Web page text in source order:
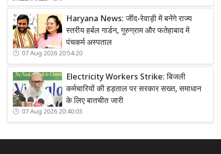
Haryana News: जींद-रेवाड़ी में बनेंगे राज्य
स्तरीय हर्बल गार्डन, गुरुग्राम और फतेहाबाद में
पंचकर्म अस्पताल
07 Aug 2026 20:54:20
Electricity Workers Strike: बिजली
कर्मचारियों की हड़ताल पर सरकार सख्त, समाधान
के लिए बातचीत जारी
07 Aug 2026 20:40:03